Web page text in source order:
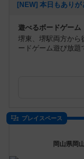
[NEW] 本日もあり
遊べるボードゲーム
堺東、堺駅両方から
ードゲーム遊び放題
プレイスペース
岡山県岡